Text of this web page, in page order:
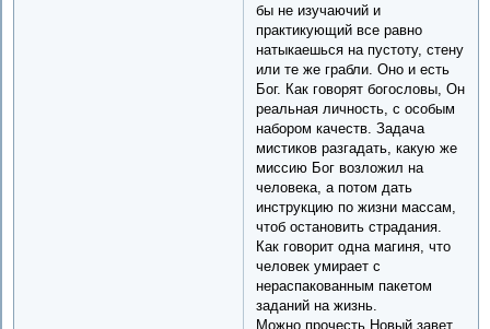
бы не изучаючий и
практикующий все равно
натыкаешься на пустоту, стену
или те же грабли. Оно и есть
Бог. Как говорят богословы, Он
реальная личность, с особым
набором качеств. Задача
мистиков разгадать, какую же
миссию Бог возложил на
человека, а потом дать
инструкцию по жизни массам,
чтоб остановить страдания.
Как говорит одна магиня, что
человек умирает с
нераспакованным пакетом
заданий на жизнь.
Можно прочесть Новый завет,